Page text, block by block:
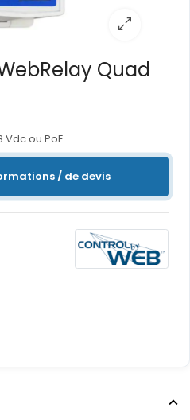
Quad
ou PoE
/ de devis